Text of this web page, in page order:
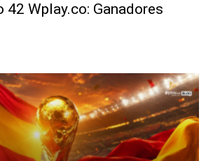
Wplay.co: Ganadores